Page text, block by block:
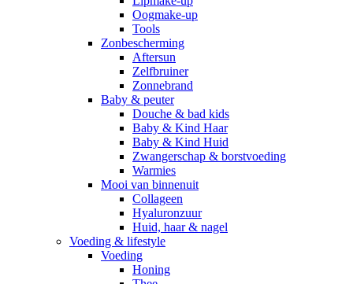
Oogmake-up
Tools
Zonbescherming
Aftersun
Zelfbruiner
Zonnebrand
Baby & peuter
Douche & bad kids
Baby & Kind Haar
Baby & Kind Huid
Zwangerschap & borstvoeding
Warmies
Mooi van binnenuit
Collageen
Hyaluronzuur
Huid, haar & nagel
Voeding & lifestyle
Voeding
Honing